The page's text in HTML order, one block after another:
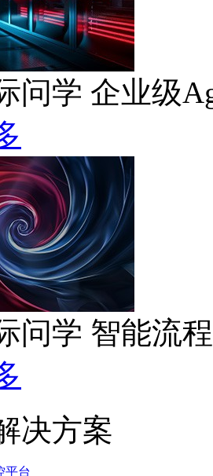
问学 企业级
问学 智能流
决方案
平台